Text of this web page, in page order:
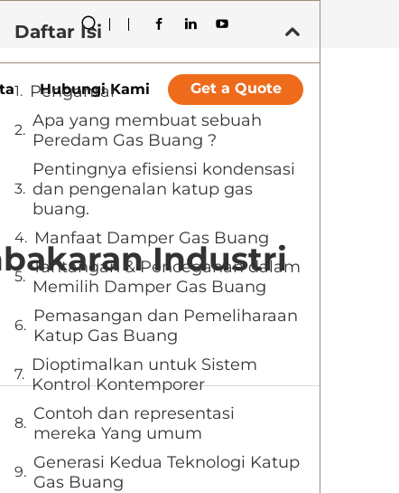
Hubungi Kami Get a Quote
Industri
Daftar Isi
Pengantar
Apa yang membuat sebuah
Peredam Gas Buang ?
Pentingnya efisiensi kondensasi
dan pengenalan katup gas
buang.
Manfaat Damper Gas Buang
Tantangan & Pencegahan dalam
Memilih Damper Gas Buang
Pemasangan dan Pemeliharaan
Katup Gas Buang
Dioptimalkan untuk Sistem
Kontrol Kontemporer
Contoh dan representasi
mereka Yang umum
Generasi Kedua Teknologi Katup
Gas Buang